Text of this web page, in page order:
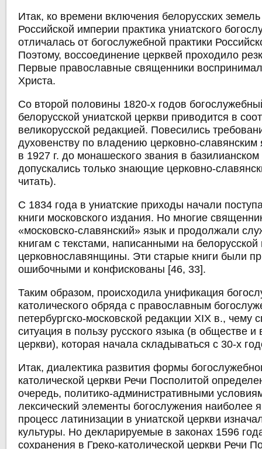
Итак, ко времени включения белорусских земель
Российской империи практика униатского
отличалась от богослужебной практики
Поэтому, воссоединение церквей проходило
Первые православные священники
Христа.
Со второй половины 1820-х годов
белорусской униатской церкви приводится в
великорусской редакцией. Повесились
духовенству по владению церковно-
в 1927 г. до монашеского звания в
допускались только знающие церковно-
читать).
С 1834 года в униатские приходы начали
книги московского издания. Но многие
«московско-славянский» язык и продолжали
книгам с текстами, написанными на белорусской
церковнославянщины. Эти старые книги были
ошибочными и конфискованы [46, 33].
Таким образом, происходила унификация
католического обряда с православным
петербургско-московской редакции XIX в., чему
ситуация в пользу русского языка (в обществе и
церкви), которая начала складываться с 30-х
Итак, диалектика развития формы
католической церкви Речи Посполитой
очередь, политико-административными
лексический элементы богослужения наиболее
процесс латинизации в униатской церкви
культуры. Но декларируемые в законах 1596
сохранения в Греко-католической церкви Речи